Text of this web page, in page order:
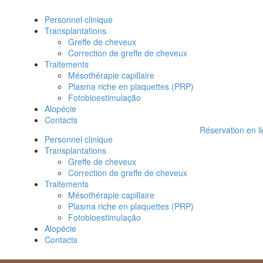
Personnel clinique
Transplantations
Greffe de cheveux
Correction de greffe de cheveux
Traitements
Mésothérapie capillaire
Plasma riche en plaquettes (PRP)
Fotobioestimulação
Alopécie
Contacts
Personnel clinique
Transplantations
Greffe de cheveux
Correction de greffe de cheveux
Traitements
Mésothérapie capillaire
Plasma riche en plaquettes (PRP)
Fotobioestimulação
Alopécie
Contacts
Réservation en